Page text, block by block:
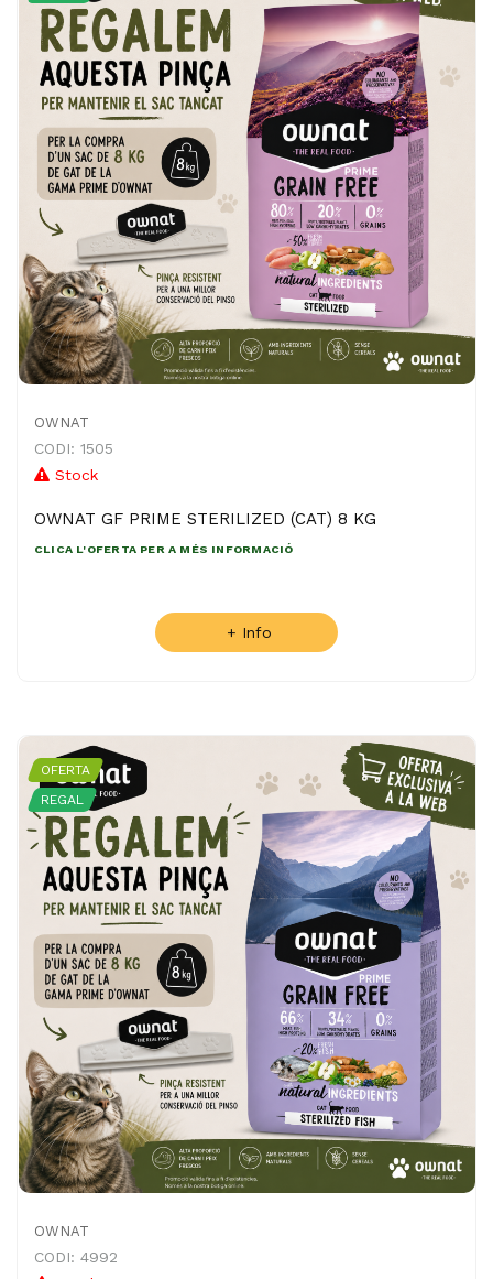
OWNAT
CODI: 1505
Stock
OWNAT GF PRIME STERILIZED (CAT) 8 KG
CLICA L'OFERTA PER A MÉS INFORMACIÓ
+ Info
OFERTA
REGAL
OWNAT
CODI: 4992